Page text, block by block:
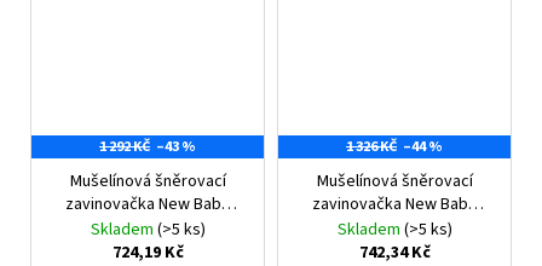
1 292 KČ –43 %
Mušelínová šněrovací
zavinovačka New Baby
white
Skladem (>5 ks)
724,19 Kč
1 326 KČ –44 %
Mušelínová šněrovací
zavinovačka New Baby
little heart
Skladem (>5 ks)
742,34 Kč